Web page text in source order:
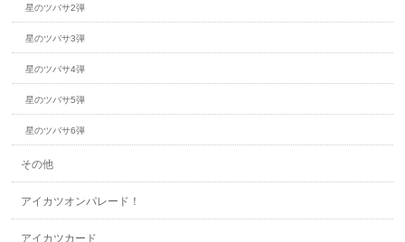
星のツバサ2弾
星のツバサ3弾
星のツバサ4弾
星のツバサ5弾
星のツバサ6弾
その他
アイカツオンパレード！
アイカツカード